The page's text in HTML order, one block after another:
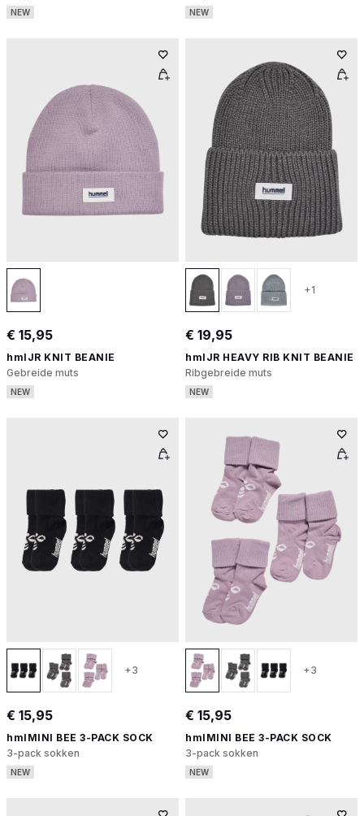
NEW NEW
€ 15,95
hmlJR KNIT BEANIE
Gebreide muts
NEW
+1
€ 19,95
hmlJR HEAVY RIB KNIT BEANIE
Ribgebreide muts
NEW
+3
€ 15,95
hmlMINI BEE 3-PACK SOCK
3-pack sokken
NEW
+3
€ 15,95
hmlMINI BEE 3-PACK SOCK
3-pack sokken
NEW